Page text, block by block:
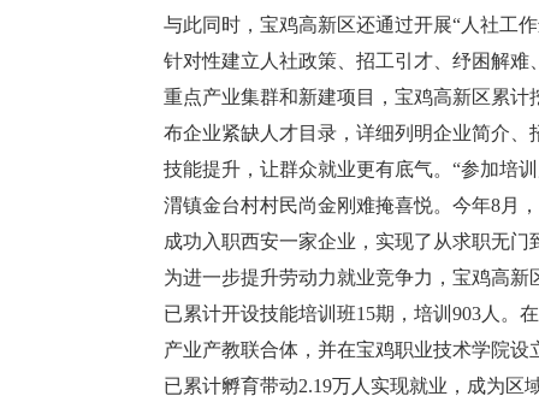
与此同时，宝鸡高新区还通过开展“人社工
针对性建立人社政策、招工引才、纾困解难
重点产业集群和新建项目，宝鸡高新区累
布企业紧缺人才目录，详细列明企业简介
技能提升，让群众就业更有底气。“参加培
渭镇金台村村民尚金刚难掩喜悦。今年8月
成功入职西安一家企业，实现了从求职无门
为进一步提升劳动力就业竞争力，宝鸡高
已累计开设技能培训班15期，培训903人。
产业产教联合体，并在宝鸡职业技术学院
已累计孵育带动2.19万人实现就业，成为区